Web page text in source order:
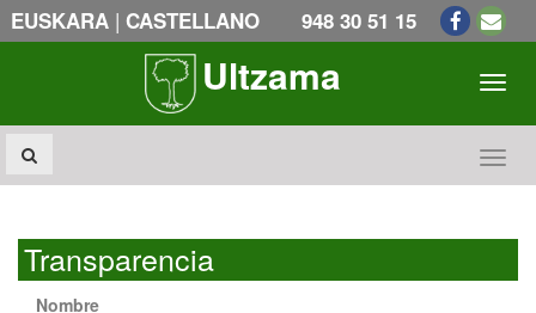
EUSKARA | CASTELLANO 948 30 51 15
Ultzama
Transparencia
Nombre